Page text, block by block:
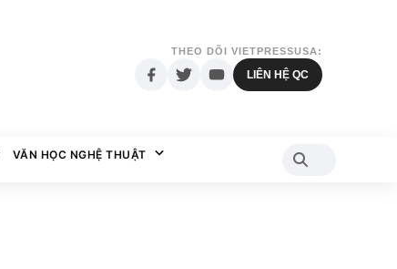
THEO DÕI VIETPRESSUSA:
LIÊN HỆ QC
VĂN HỌC NGHỆ THUẬT